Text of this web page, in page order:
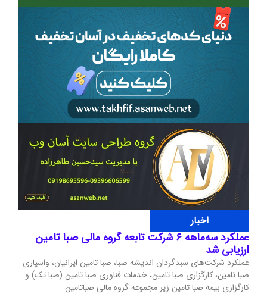
اخبار
عملکرد سه‌ماهه ۶ شرکت‌ تابعه گروه مالی صبا تامین
ارزیابی شد
عملکرد شرکت‌های سبدگردان اندیشه صبا، صبا تامین ایرانیان، واسپاری
صبا تامین، کارگزاری صبا تامین، خدمات فناوری صبا تامین (صبا تک) و
کارگزاری بیمه صبا تامین زیر مجموعه گروه مالی صباتامین